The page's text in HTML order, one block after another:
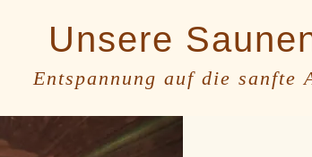
Unsere
Entspannung auf die sanfte